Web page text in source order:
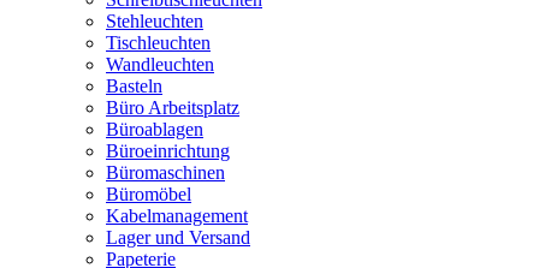
Stehleuchten
Tischleuchten
Wandleuchten
Basteln
Büro Arbeitsplatz
Büroablagen
Büroeinrichtung
Büromaschinen
Büromöbel
Kabelmanagement
Lager und Versand
Papeterie